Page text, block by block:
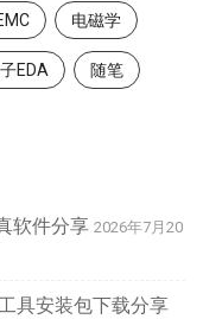
电磁学
EDA 随笔
软件分享 2026年7月20
具安装包下载分享